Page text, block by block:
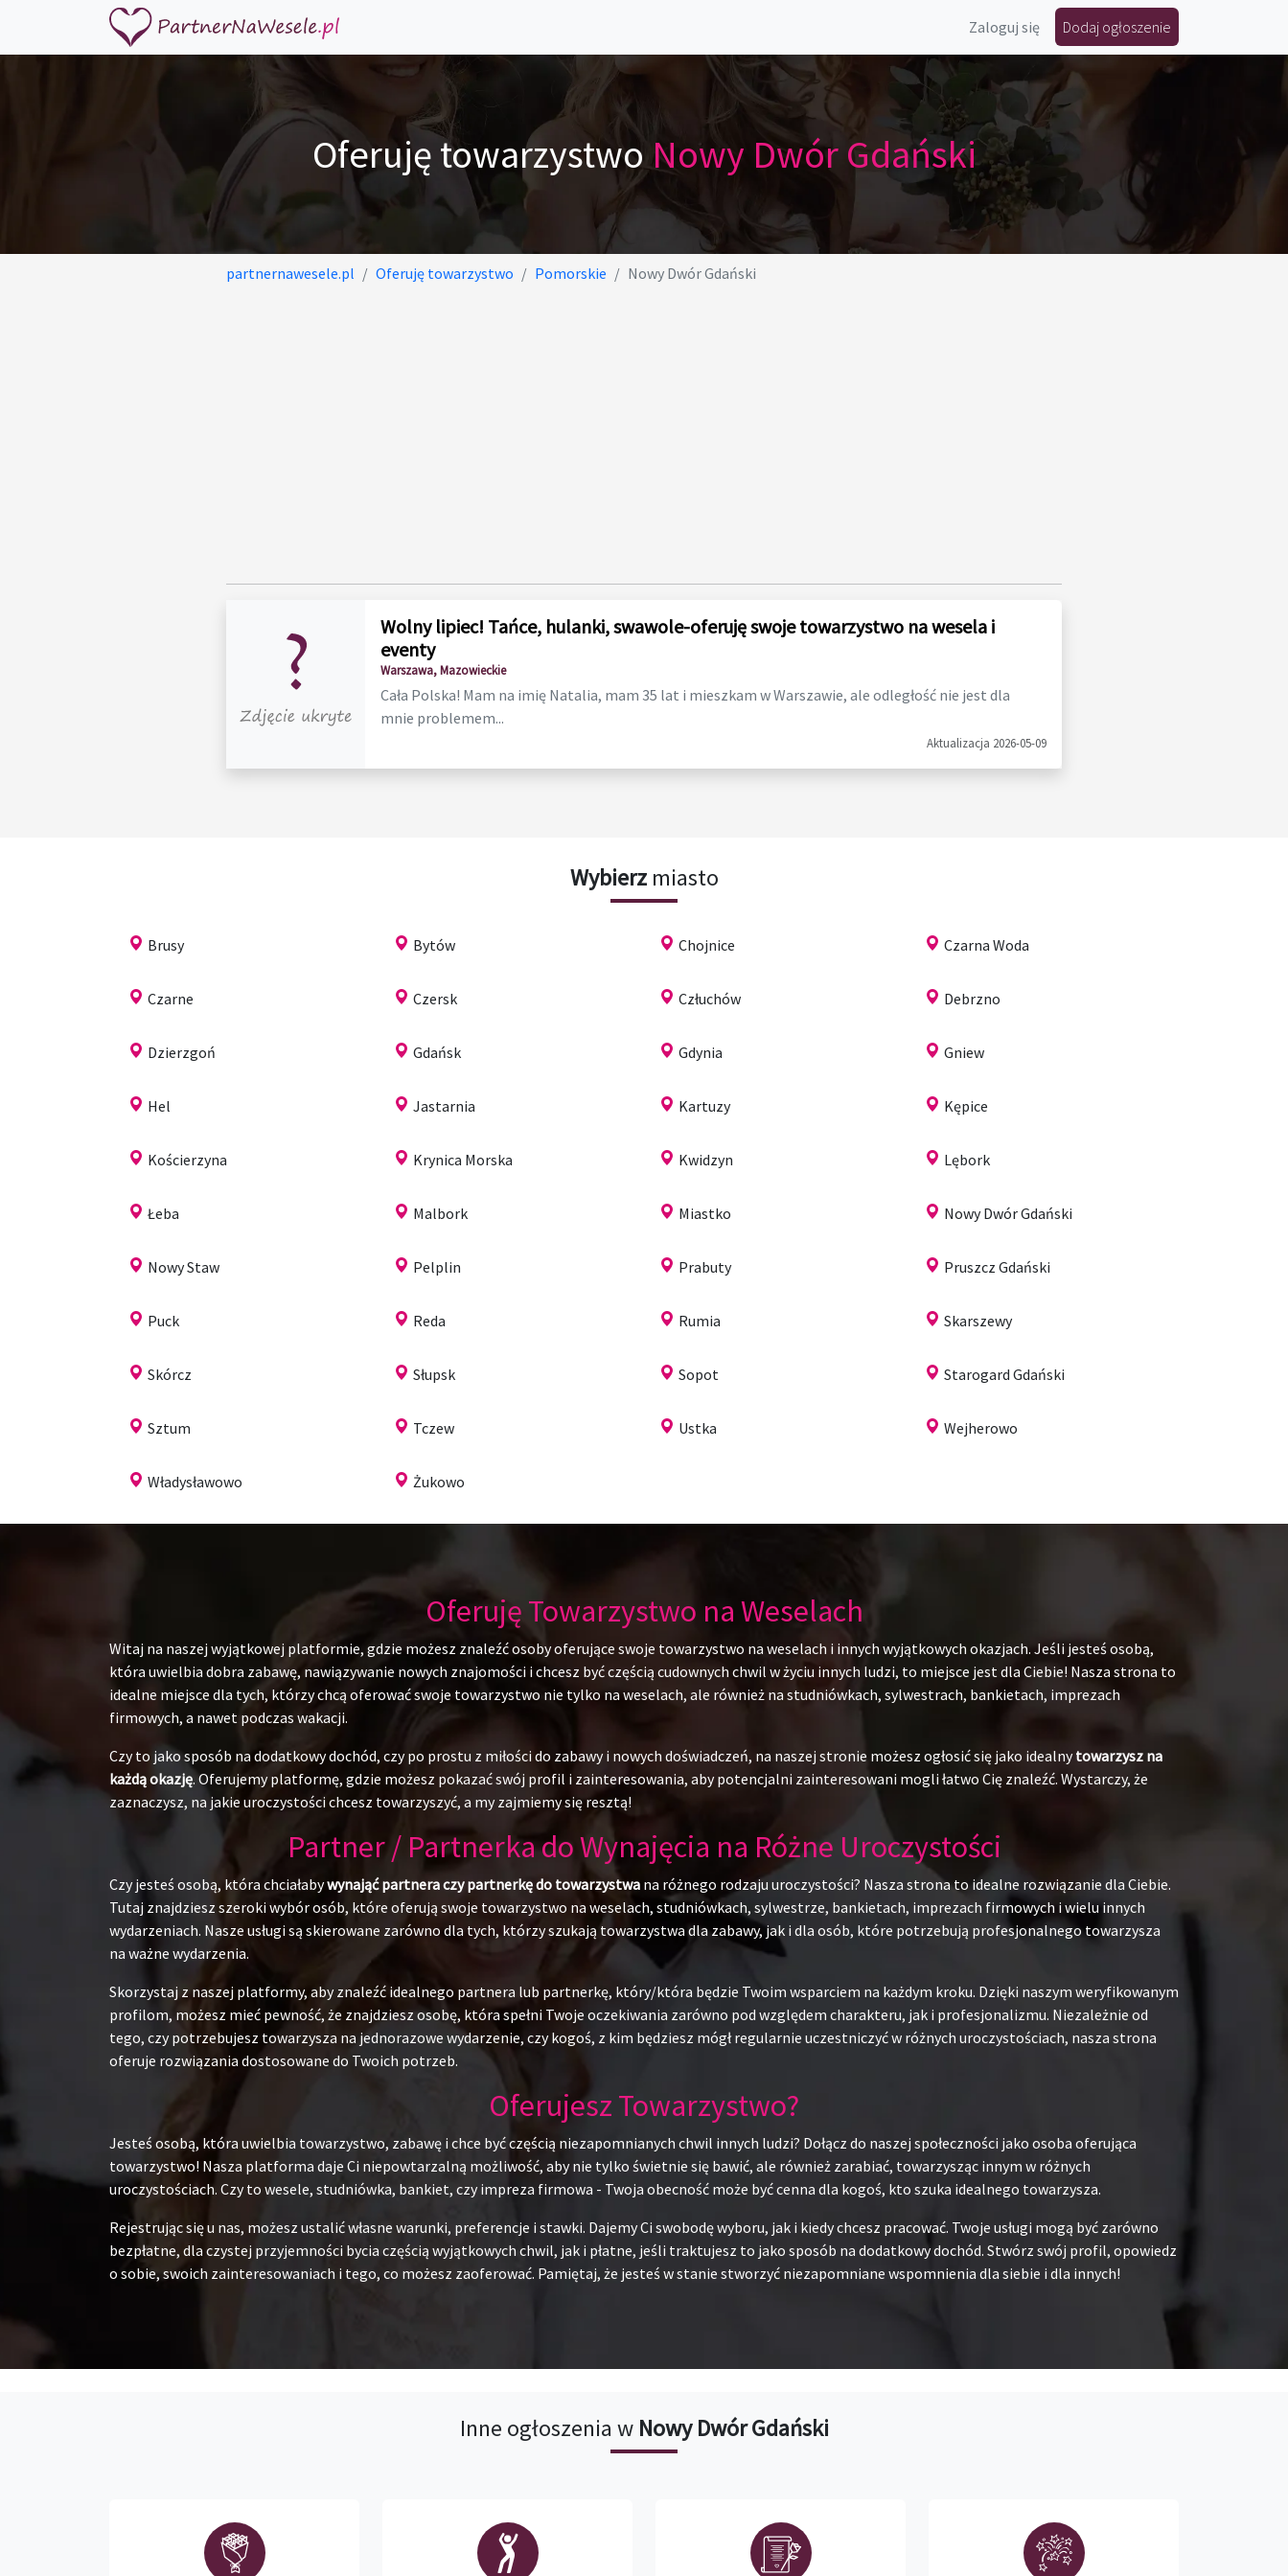
Zaloguj się Dodaj ogłoszenie
Oferuję towarzystwo Nowy Dwór Gdański
partnernawesele.pl Oferuję towarzystwo Pomorskie Nowy Dwór Gdański
Wolny lipiec! Tańce, hulanki, swawole-oferuję swoje towarzystwo na wesela i
eventy
Warszawa, Mazowieckie
Cała Polska! Mam na imię Natalia, mam 35 lat i mieszkam w Warszawie, ale odległość nie jest dla
mnie problemem...
Aktualizacja 2026-05-09
Wybierzmiasto
Brusy Bytów Chojnice Czarna Woda
Czarne Czersk Człuchów Debrzno
Dzierzgoń Gdańsk Gdynia Gniew
Hel Jastarnia Kartuzy Kępice
Kościerzyna Krynica Morska Kwidzyn Lębork
Łeba Malbork Miastko Nowy Dwór Gdański
Nowy Staw Pelplin Prabuty Pruszcz Gdański
Puck Reda Rumia Skarszewy
Skórcz Słupsk Sopot Starogard Gdański
Sztum Tczew Ustka Wejherowo
Władysławowo Żukowo
Oferuję Towarzystwo na Weselach
Witaj na naszej wyjątkowej platformie, gdzie możesz znaleźć osoby oferujące swoje towarzystwo na weselach i innych wyjątkowych okazjach. Jeśli jesteś osobą,
która uwielbia dobra zabawę, nawiązywanie nowych znajomości i chcesz być częścią cudownych chwil w życiu innych ludzi, to miejsce jest dla Ciebie! Nasza strona to
idealne miejsce dla tych, którzy chcą oferować swoje towarzystwo nie tylko na weselach, ale również na studniówkach, sylwestrach, bankietach, imprezach
firmowych, a nawet podczas wakacji.
Czy to jako sposób na dodatkowy dochód, czy po prostu z miłości do zabawy i nowych doświadczeń, na naszej stronie możesz ogłosić się jako idealnytowarzysz na
każdą okazję. Oferujemy platformę, gdzie możesz pokazać swój profil i zainteresowania, aby potencjalni zainteresowani mogli łatwo Cię znaleźć. Wystarczy, że
zaznaczysz, na jakie uroczystości chcesz towarzyszyć, a my zajmiemy się resztą!
Partner / Partnerka do Wynajęcia na Różne Uroczystości
Czy jesteś osobą, która chciałabywynająć partnera czy partnerkę do towarzystwa na różnego rodzaju uroczystości? Nasza strona to idealne rozwiązanie dla Ciebie.
Tutaj znajdziesz szeroki wybór osób, które oferują swoje towarzystwo na weselach, studniówkach, sylwestrze, bankietach, imprezach firmowych i wielu innych
wydarzeniach. Nasze usługi są skierowane zarówno dla tych, którzy szukają towarzystwa dla zabawy, jak i dla osób, które potrzebują profesjonalnego towarzysza
na ważne wydarzenia.
Skorzystaj z naszej platformy, aby znaleźć idealnego partnera lub partnerkę, który/która będzie Twoim wsparciem na każdym kroku. Dzięki naszym weryfikowanym
profilom, możesz mieć pewność, że znajdziesz osobę, która spełni Twoje oczekiwania zarówno pod względem charakteru, jak i profesjonalizmu. Niezależnie od
tego, czy potrzebujesz towarzysza na jednorazowe wydarzenie, czy kogoś, z kim będziesz mógł regularnie uczestniczyć w różnych uroczystościach, nasza strona
oferuje rozwiązania dostosowane do Twoich potrzeb.
Oferujesz Towarzystwo?
Jesteś osobą, która uwielbia towarzystwo, zabawę i chce być częścią niezapomnianych chwil innych ludzi? Dołącz do naszej społeczności jako osoba oferująca
towarzystwo! Nasza platforma daje Ci niepowtarzalną możliwość, aby nie tylko świetnie się bawić, ale również zarabiać, towarzysząc innym w różnych
uroczystościach. Czy to wesele, studniówka, bankiet, czy impreza firmowa - Twoja obecność może być cenna dla kogoś, kto szuka idealnego towarzysza.
Rejestrując się u nas, możesz ustalić własne warunki, preferencje i stawki. Dajemy Ci swobodę wyboru, jak i kiedy chcesz pracować. Twoje usługi mogą być zarówno
bezpłatne, dla czystej przyjemności bycia częścią wyjątkowych chwil, jak i płatne, jeśli traktujesz to jako sposób na dodatkowy dochód. Stwórz swój profil, opowiedz
o sobie, swoich zainteresowaniach i tego, co możesz zaoferować. Pamiętaj, że jesteś w stanie stworzyć niezapomniane wspomnienia dla siebie i dla innych!
Inne ogłoszenia w Nowy Dwór Gdański